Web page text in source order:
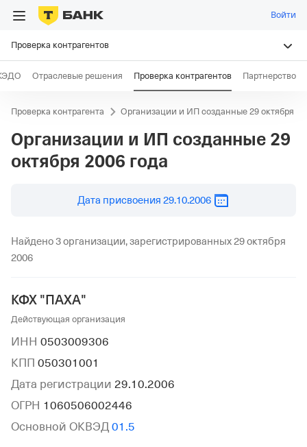
Войти
Проверка контрагентов
Отраслевые решения Проверка контрагентов Партнерство
Проверка контрагента Организации и ИП созданные 29 октября
Организации и ИП созданные 29
октября 2006 года
Дата присвоения 29.10.2006
Найдено 3 организации, зарегистрированных 29 октября
2006
КФХ "ПАХА"
Действующая организация
ИНН 0503009306
КПП 050301001
Дата регистрации 29.10.2006
ОГРН 1060506002446
Основной ОКВЭД 01.5